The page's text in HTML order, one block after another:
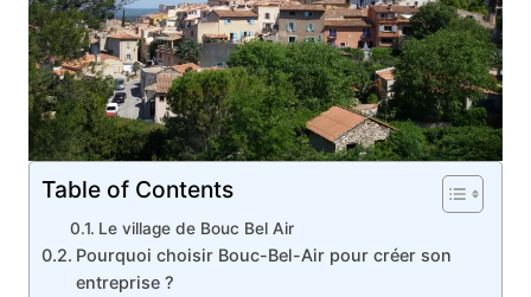
Table of Contents
Le village de Bouc Bel Air
Pourquoi choisir Bouc-Bel-Air pour créer son
entreprise ?